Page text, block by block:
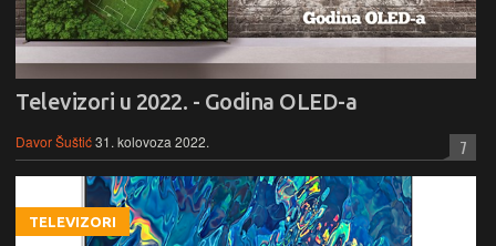
Televizori u 2022. - Godina OLED-a
Davor Šuštić31. kolovoza 2022. 7
TELEVIZORI